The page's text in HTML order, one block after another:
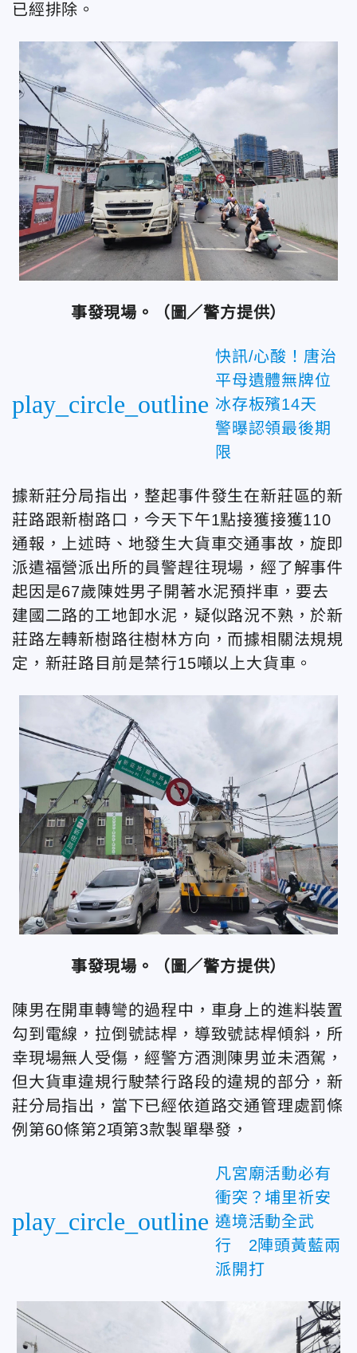
已經排除。
事發現場。（圖／警方提供）
play_circle_outline
快訊/心酸！唐治
平母遺體無牌位
冰存板殯14天
警曝認領最後期
限
據新莊分局指出，整起事件發生在新莊區的新
莊路跟新樹路口，今天下午1點接獲接獲110
通報，上述時、地發生大貨車交通事故，旋即
派遣福營派出所的員警趕往現場，經了解事件
起因是67歲陳姓男子開著水泥預拌車，要去
建國二路的工地卸水泥，疑似路況不熟，於新
莊路左轉新樹路往樹林方向，而據相關法規規
定，新莊路目前是禁行15噸以上大貨車。
事發現場。（圖／警方提供）
陳男在開車轉彎的過程中，車身上的進料裝置
勾到電線，拉倒號誌桿，導致號誌桿傾斜，所
幸現場無人受傷，經警方酒測陳男並未酒駕，
但大貨車違規行駛禁行路段的違規的部分，新
莊分局指出，當下已經依道路交通管理處罰條
例第60條第2項第3款製單舉發，
play_circle_outline
凡宮廟活動必有
衝突？埔里祈安
遶境活動全武
行 2陣頭黃藍兩
派開打